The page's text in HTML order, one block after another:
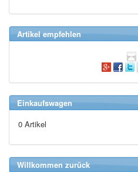
Artikel empfehlen
Einkaufswagen
0 Artikel
Willkommen zurück